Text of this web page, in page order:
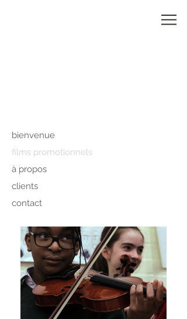
contact
clients
à propos
films promotionnels
bienvenue